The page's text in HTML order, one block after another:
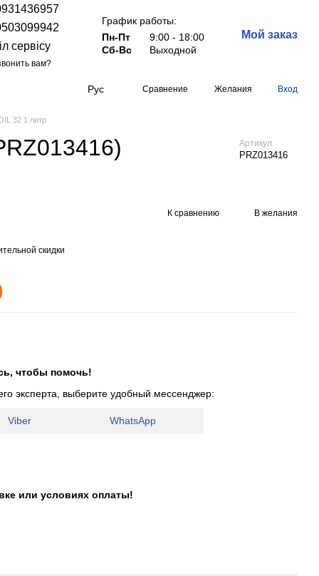
сервісу
вам?
График работы:
Пн-Пт
9:00 - 18:00
Сб-Вс
Выходной
Мой заказ
Рус Сравнение Желания Вход
32 1 литр
Артикул
PRZ013416
К сравнению В желания
скидки
чтобы помочь!
эксперта, выберите удобный мессенджер:
Viber WhatsApp
или условиях оплаты!